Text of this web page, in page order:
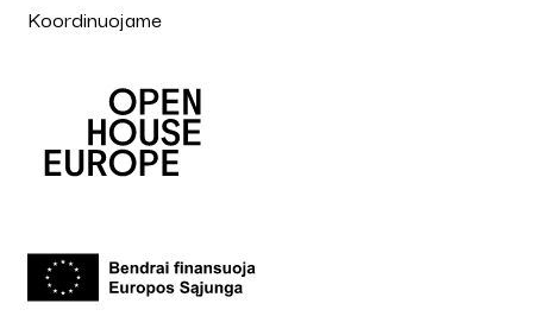
Koordinuojame